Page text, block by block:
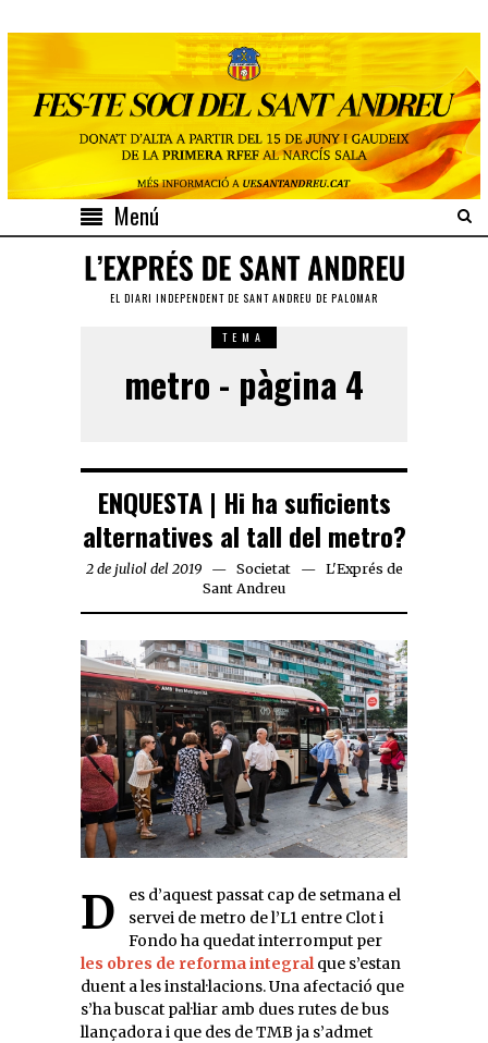
Menú
EL DIARI INDEPENDENT DE SANT ANDREU DE PALOMAR
TEMA
metro - pàgina 4
ENQUESTA | Hi ha suficients
alternatives al tall del metro?
2 de juliol del 2019 Societat
L'Exprés de
Sant Andreu
Des d’aquest passat cap de setmana el
servei de metro de l’L1 entre Clot i
Fondo ha quedat interromput per
les obres de reforma integral que s’estan
duent a les instal·lacions. Una afectació que
s’ha buscat pal·liar amb dues rutes de bus
llançadora i que des de TMB ja s’admet